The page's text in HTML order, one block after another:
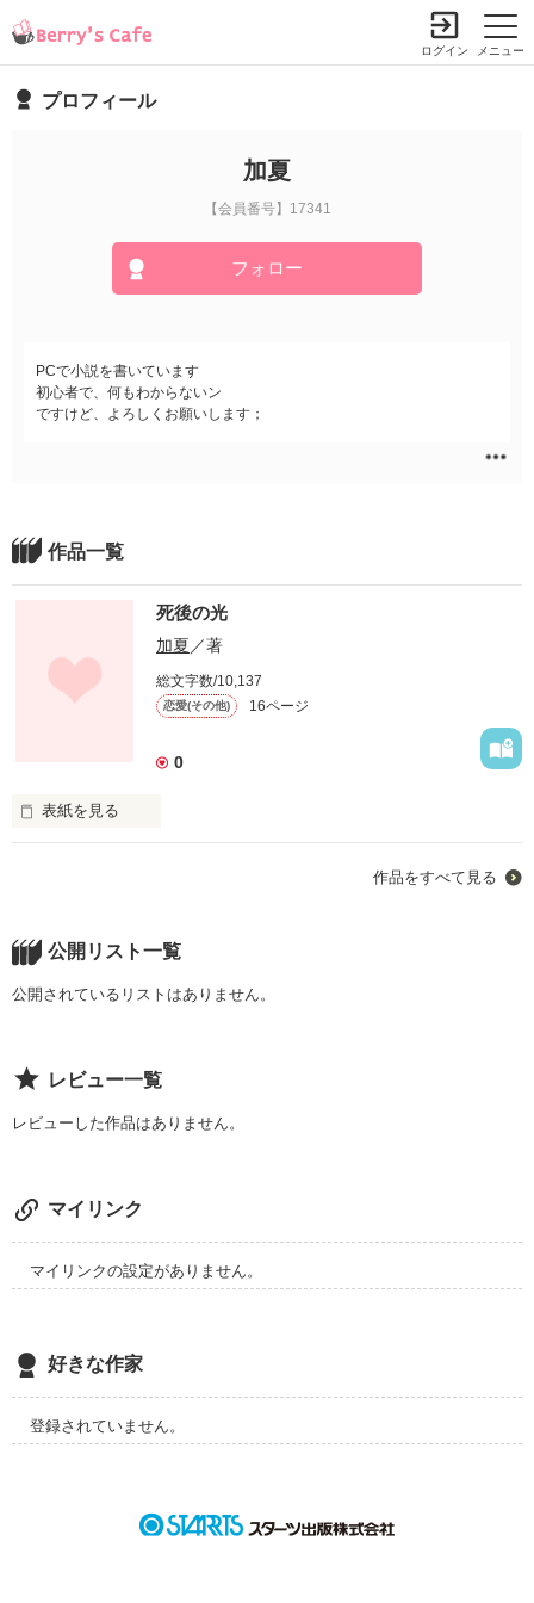
メニュー
ログイン
プロフィール
加夏
【会員番号】17341
フォロー
PCで小説を書いています
初心者で、何もわからないン
ですけど、よろしくお願いします；
作品一覧
死後の光
加夏 ／著
総文字数/10,137
恋愛(その他) 16ページ
0
表紙を見る
作品をすべて見る
公開リスト一覧
公開されているリストはありません。
レビュー一覧
レビューした作品はありません。
マイリンク
マイリンクの設定がありません。
好きな作家
登録されていません。